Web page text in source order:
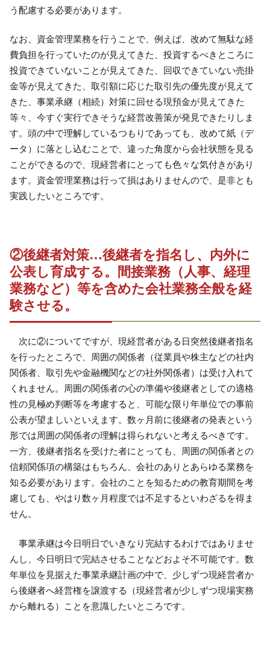
う配慮する必要があります。
なお、資金管理業務を行うことで、例えば、改めて無駄な経
費負担を行っていたのが見えてきた、投資するべきところに
投資できていないことが見えてきた、回収できていない売掛
金等が見えてきた、取引額に応じた取引先の優先度が見えて
きた、事業承継（相続）対策に回せる現預金が見えてきた
等々、今すぐ実行できそうな経営改善策が発見できたりしま
す。頭の中で理解しているつもりであっても、改めて紙（デ
ータ）に落とし込むことで、違った角度から会社状態を見る
ことができるので、現経営者にとっても色々な気付きがあり
ます。資金管理業務は行って損はありませんので、是非とも
実践したいところです。
②後継者対策…後継者を指名し、内外に
公表し育成する。間接業務（人事、経理
業務など）等を含めた会社業務全般を経
験させる。
次に②についてですが、現経営者がある日突然後継者指名
を行ったところで、周囲の関係者（従業員や株主などの社内
関係者、取引先や金融機関などの社外関係者）は受け入れて
くれません。周囲の関係者の心の準備や後継者としての適格
性の見極め判断等を考慮すると、可能な限り年単位での事前
公表が望ましいといえます。数ヶ月前に後継者の発表という
形では周囲の関係者の理解は得られないと考えるべきです。
一方、後継者指名を受けた者にとっても、周囲の関係者との
信頼関係項の構築はもちろん、会社のありとあらゆる業務を
知る必要があります。会社のことを知るための教育期間を考
慮しても、やはり数ヶ月程度では不足するといわざるを得ま
せん。
事業承継は今日明日でいきなり完結するわけではありませ
んし、今日明日で完結させることなどおよそ不可能です。数
年単位を見据えた事業承継計画の中で、少しずつ現経営者か
ら後継者へ経営権を譲渡する（現経営者が少しずつ現場実務
から離れる）ことを意識したいところです。